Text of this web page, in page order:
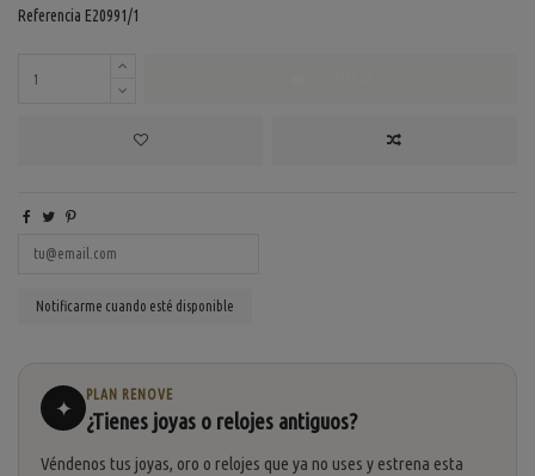
Referencia E20991/1
✦
PLAN RENOVE
¿Tienes joyas o relojes antiguos?
Véndenos tus joyas, oro o relojes que ya no uses y estrena esta